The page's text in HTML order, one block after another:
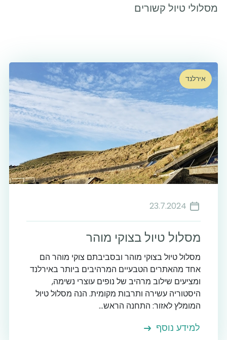
מסלולי טיול קשורים
אירלנד
23.7.2024
מסלול טיול בצוקי מוהר
מסלול טיול בצוקי מוהר ובסביבתם צוקי מוהר הם
אחד מהאתרים הטבעיים המרהיבים ביותר באירלנד
ומציעים שילוב מרהיב של נופים עוצרי נשימה,
היסטוריה עשירה ותרבות מקומית. הנה מסלול טיול
המומלץ לאזור: התחנה הראש...
למידע נוסף